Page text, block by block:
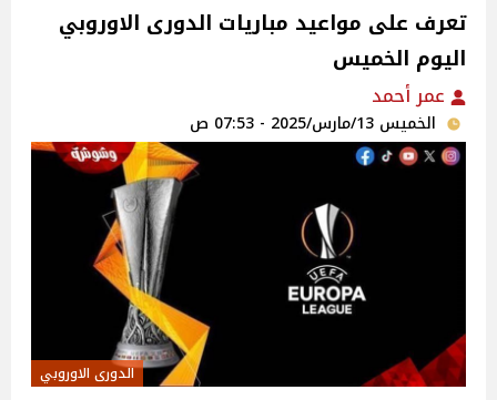
تعرف على مواعيد مباريات الدورى الاوروبي
اليوم الخميس
عمر أحمد
الخميس 13/مارس/2025 - 07:53 ص
الدورى الاوروبي